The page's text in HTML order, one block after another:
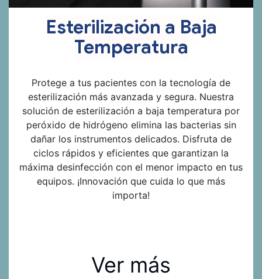
Esterilización a Baja
Temperatura
Protege a tus pacientes con la tecnología de
esterilización más avanzada y segura. Nuestra
solución de esterilización a baja temperatura por
peróxido de hidrógeno elimina las bacterias sin
dañar los instrumentos delicados. Disfruta de
ciclos rápidos y eficientes que garantizan la
máxima desinfección con el menor impacto en tus
equipos. ¡Innovación que cuida lo que más
importa!
Ver más